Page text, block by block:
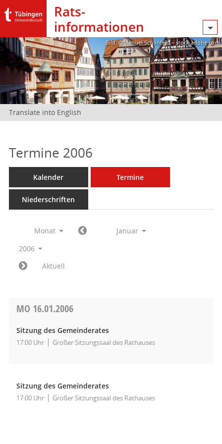
Rats­
informationen
Bild: @Manuel Schönfeld – stock.adobe.com
Translate into English
Termine 2006
Kalender Termine
Niederschriften
Monat
Januar
2006
Aktuell
MO 16.01.2006
Sitzung des Gemeinderates
17:00 Uhr Großer Sitzungssaal des Rathauses
Sitzung des Gemeinderates
17:00 Uhr Großer Sitzungssaal des Rathauses